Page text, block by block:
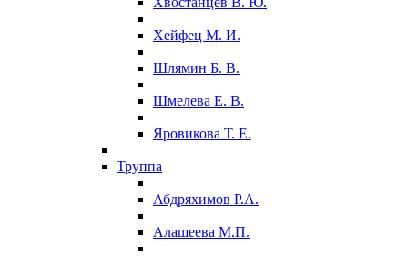
Хейфец М. И.
Шлямин Б. В.
Шмелева Е. В.
Яровикова Т. Е.
Труппа
Абдряхимов Р.А.
Алашеева М.П.